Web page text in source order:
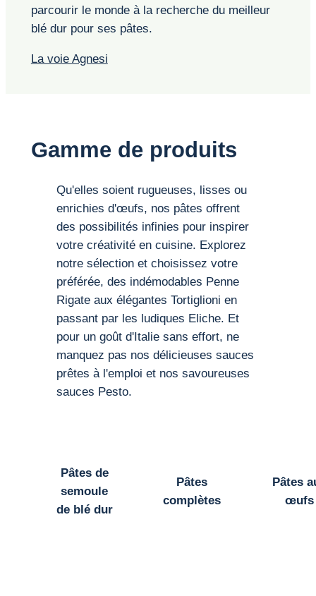
parcourir le monde à la recherche du meilleur
blé dur pour ses pâtes.
La voie Agnesi
Gamme de produits
Qu'elles soient rugueuses, lisses ou
enrichies d'œufs, nos pâtes offrent
des possibilités infinies pour inspirer
votre créativité en cuisine. Explorez
notre sélection et choisissez votre
préférée, des indémodables Penne
Rigate aux élégantes Tortiglioni en
passant par les ludiques Eliche. Et
pour un goût d'Italie sans effort, ne
manquez pas nos délicieuses sauces
prêtes à l'emploi et nos savoureuses
sauces Pesto.
Pâtes de
semoule
de blé dur
Pâtes
complètes
Pâtes
œufs